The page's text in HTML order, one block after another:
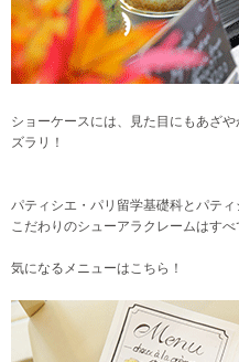
ショーケースには、見た目にもあざ
ズラリ！
パティシエ・パリ留学基礎科とパティ
こだわりのシューアラクレームはすべ
気になるメニューはこちら！